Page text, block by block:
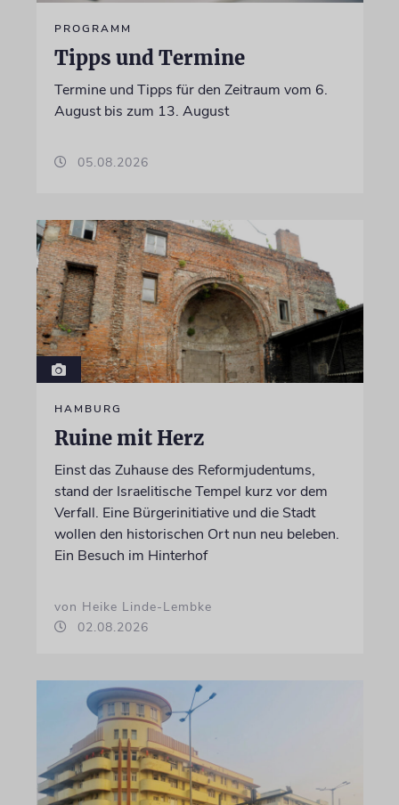
PROGRAMM
Tipps und Termine
Termine und Tipps für den Zeitraum vom 6.
August bis zum 13. August
05.08.2026
HAMBURG
Ruine mit Herz
Einst das Zuhause des Reformjudentums,
stand der Israelitische Tempel kurz vor dem
Verfall. Eine Bürgerinitiative und die Stadt
wollen den historischen Ort nun neu beleben.
Ein Besuch im Hinterhof
von Heike Linde-Lembke
02.08.2026